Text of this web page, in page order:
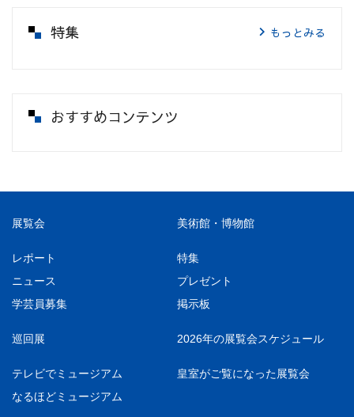
特集 もっとみる
おすすめコンテンツ
展覧会 美術館・博物館
レポート
特集
ニュース
プレゼント
学芸員募集
掲示板
巡回展 2026年の展覧会スケジュール
テレビでミュージアム
皇室がご覧になった展覧会
なるほどミュージアム